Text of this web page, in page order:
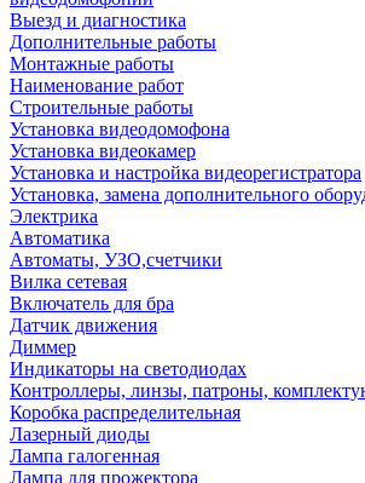
Выезд и диагностика
Дополнительные работы
Монтажные работы
Наименование работ
Строительные работы
Установка видеодомофона
Установка видеокамер
Установка и настройка видеорегистратора
Установка, замена дополнительного
Электрика
Автоматика
Автоматы, УЗО,счетчики
Вилка сетевая
Включатель для бра
Датчик движения
Диммер
Индикаторы на светодиодах
Контроллеры, линзы, патроны,
Коробка распределительная
Лазерный диоды
Лампа галогенная
Лампа для прожектора